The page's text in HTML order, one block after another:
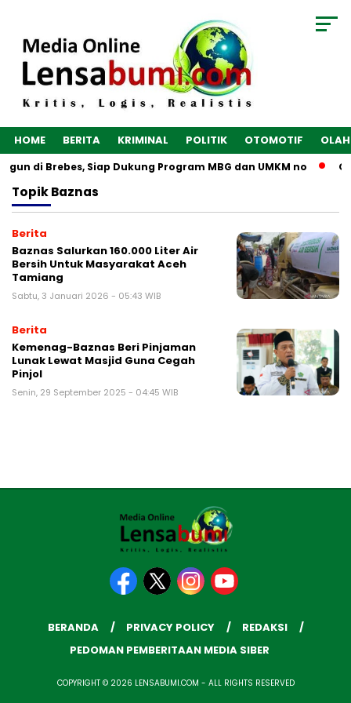
HOME BERITA KRIMINAL POLITIK OTOMOTIF
di Brebes, Siap Dukung Program MBG dan UMKM no
TopikBaznas
Berita
Baznas Salurkan 160.000 Liter Air
Bersih Untuk Masyarakat Aceh
Tamiang
Sabtu, 3 Januari 2026 - 05:43 WIB
Berita
Kemenag-Baznas Beri Pinjaman
Lunak Lewat Masjid Guna Cegah
Pinjol
Senin, 29 September 2025 - 04:45 WIB
BERANDA PRIVACY POLICY
REDAKSI
PEDOMAN PEMBERITAAN MEDIA SIBER
COPYRIGHT © 2026 LENSABUMI.COM - ALL RIGHTS RESERVED